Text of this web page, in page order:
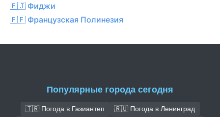
🇫🇯 Фиджи
🇵🇫 Французская Полинезия
Популярные города сегодня
🇹🇷 Погода в Газиантеп
🇷🇺 Погода в Ленинград